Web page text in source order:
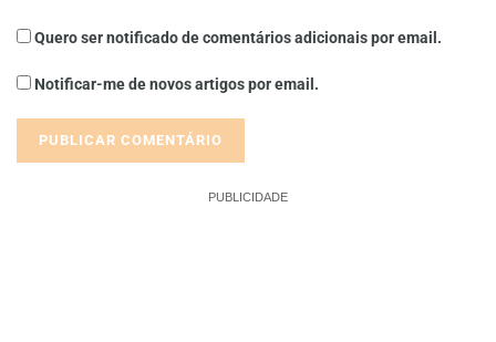
Quero ser notificado de comentários adicionais por email.
Notificar-me de novos artigos por email.
PUBLICIDADE